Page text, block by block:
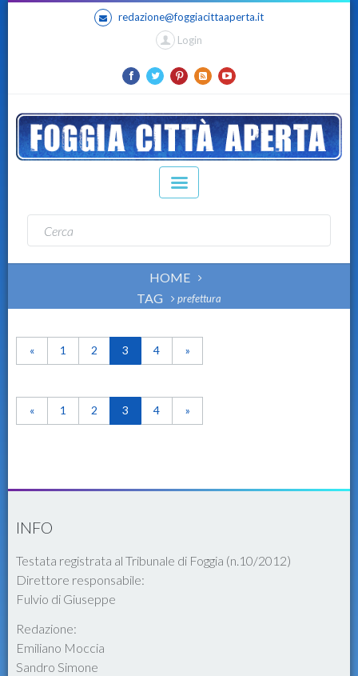
redazione@foggiacittaaperta.it
Login
HOME
TAG
prefettura
« 1 2 3 4 »
« 1 2 3 4 »
INFO
Testata registrata al Tribunale di Foggia (n.10/2012)
Direttore responsabile:
Fulvio di Giuseppe
Redazione:
Emiliano Moccia
Sandro Simone